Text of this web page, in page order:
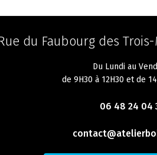
du Faubourg des
Du Lundi au
de 9H30 à 12H30 et de
06 48 24 04